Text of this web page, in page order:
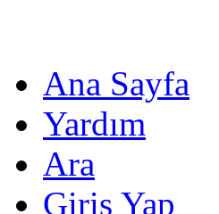
Ana Sayfa
Yardım
Ara
Giriş Yap